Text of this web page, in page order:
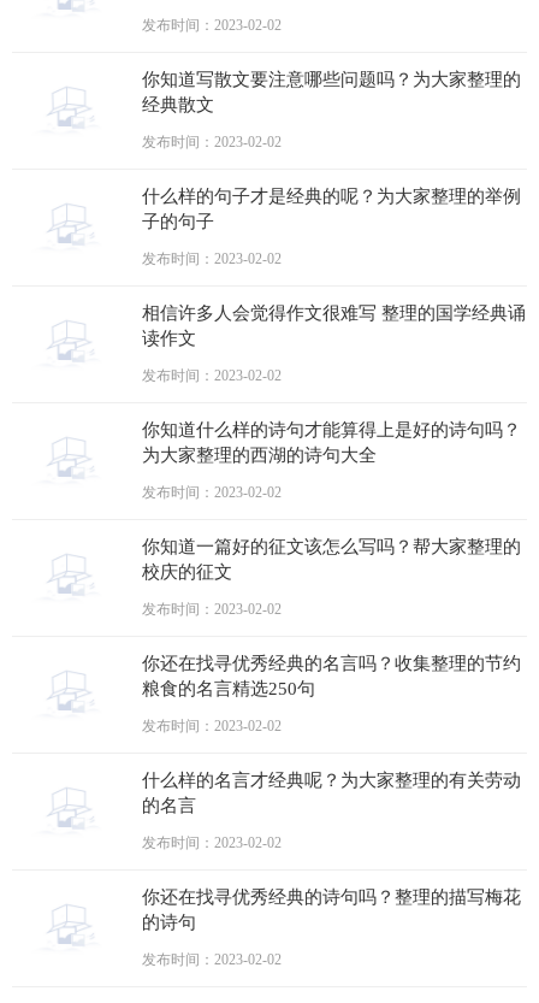
发布时间：2023-02-02
你知道写散文要注意哪些问题吗？为大家整理的
经典散文
发布时间：2023-02-02
什么样的句子才是经典的呢？为大家整理的举例
子的句子
发布时间：2023-02-02
相信许多人会觉得作文很难写 整理的国学经典诵
读作文
发布时间：2023-02-02
你知道什么样的诗句才能算得上是好的诗句吗？
为大家整理的西湖的诗句大全
发布时间：2023-02-02
你知道一篇好的征文该怎么写吗？帮大家整理的
校庆的征文
发布时间：2023-02-02
你还在找寻优秀经典的名言吗？收集整理的节约
粮食的名言精选250句
发布时间：2023-02-02
什么样的名言才经典呢？为大家整理的有关劳动
的名言
发布时间：2023-02-02
你还在找寻优秀经典的诗句吗？整理的描写梅花
的诗句
发布时间：2023-02-02